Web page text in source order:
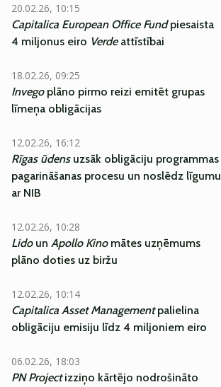
20.02.26, 10:15
Capitalica European Office Fundpiesaista
4 miljonus eiro Verdeattīstībai
18.02.26, 09:25
Invegoplāno pirmo reizi emitēt grupas
līmeņa obligācijas
12.02.26, 16:12
Rīgas ūdensuzsāk obligāciju programmas
pagarināšanas procesu un noslēdz līgumu
ar NIB
12.02.26, 10:28
Lidoun Apollo Kinomātes uzņēmums
plāno doties uz biržu
12.02.26, 10:14
Capitalica Asset Managementpalielina
obligāciju emisiju līdz 4 miljoniem eiro
06.02.26, 18:03
PN Projectizziņo kārtējo nodrošināto